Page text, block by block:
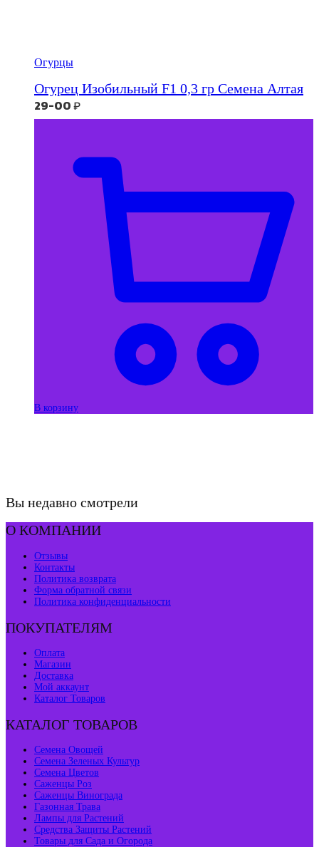
Огурцы
Огурец Изобильный F1 0,3 гр Семена Алтая
29-00₽
В корзину
Вы недавно смотрели
О КОМПАНИИ
Отзывы
Контакты
Политика возврата
Форма обратной связи
Политика конфиденциальности
ПОКУПАТЕЛЯМ
Оплата
Магазин
Доставка
Мой аккаунт
Каталог Товаров
КАТАЛОГ ТОВАРОВ
Семена Овощей
Семена Зеленых Культур
Семена Цветов
Саженцы Роз
Саженцы Винограда
Газонная Трава
Лампы для Растений
Средства Защиты Растений
Товары для Сада и Огорода